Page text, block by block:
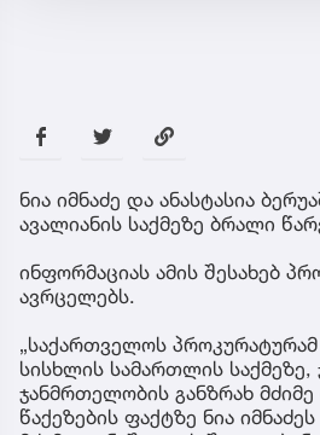
ნია იმნაძე და ანასტასია
ავალიანის საქმეზე ბრალი
ინფორმაციას ამის შესახებ
ავრცელებს.
„საქართველოს პროკურატურამ
სისხლის სამართლის საქმეზე,
ჯანმრთელობის განზრახ მძიმე
წაქეზების ფაქტზე ნია